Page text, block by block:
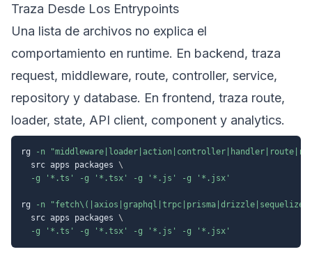
Traza Desde Los Entrypoints
Una lista de archivos no explica el
comportamiento en runtime. En backend, traza
request, middleware, route, controller, service,
repository y database. En frontend, traza route,
loader, state, API client, component y analytics.
rg -n
  src apps packages
\
-g
'*.ts' -g '*.tsx' -g '*.js' -g '*.jsx'
rg -n
  src apps packages
\
-g
'*.ts' -g '*.tsx' -g '*.js' -g '*.jsx'